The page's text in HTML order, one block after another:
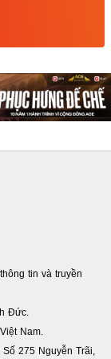
tin và truyền
Đức.
Nam.
275 Nguyễn Trãi,